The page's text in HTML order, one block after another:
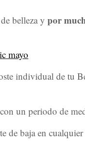
belleza y por
individual de tu
un periodo de
de baja en